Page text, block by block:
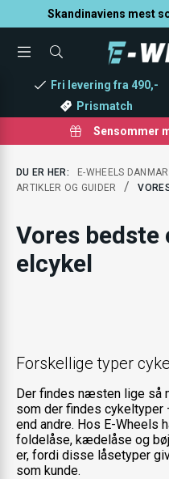
Skandinaviens mest
TOGGLESØG
Fri levering fra 490,-
Prismatch
Sensommer
DU ER HER: E-WHEELS
ARTIKLER OG GUIDER /
Vores bedste
elcykel
Forskellige typer
Der findes næsten lige så
som der findes
end andre. Hos E-Wheels
foldelåse, kædelåse og
er, fordi disse låsetyper
som kunde.